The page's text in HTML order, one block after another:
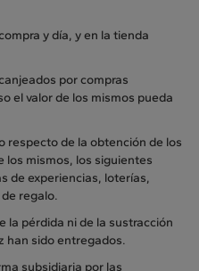
y día, y en la tienda
por compras
el valor de los mismos pueda
respecto de la obtención de los
los mismos, los siguientes
de experiencias, loterías,
regalo.
la pérdida ni de la sustracción
han sido entregados.
subsidiaria por las